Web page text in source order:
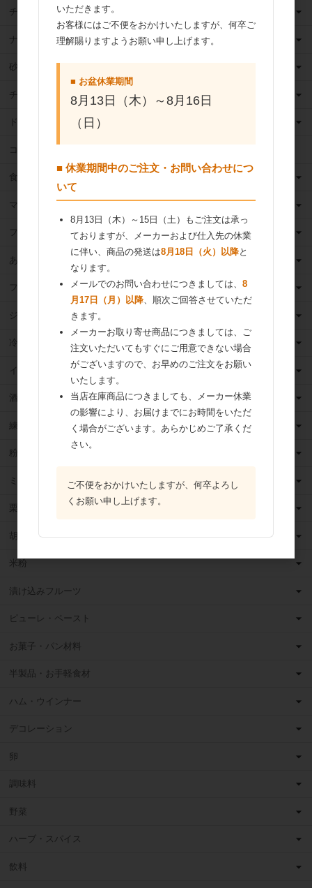
チーズ
ナッツ
砂糖
チョコレート
ドライフルーツ
食用油
マーガリン
フィリング
あんこ
フルーツ（果物）缶詰
ジャム
冷凍フルーツ
イースト・酵母
酒類
練乳
粉 乳
ミックス粉
栗・芋・かぼちゃ
胡麻
米粉
漬け込みフルーツ
ピューレ・ペースト
お菓子・パン材料
半製品・お手軽食材
ハム・ウインナー
デコレーション
卵
調味料
野菜
ハーブ・スパイス
飲料
いただきます。
お客様にはご不便をおかけいたしますが、何卒ご
理解賜りますようお願い申し上げます。
■ お盆休業期間
8月13日（木）～8月16日
（日）
■ 休業期間中のご注文・お問い合わせにつ
いて
8月13日（木）～15日（土）もご注文は承っ
ておりますが、メーカーおよび仕入先の休業
に伴い、商品の発送は8月18日（火）以降と
なります。
メールでのお問い合わせにつきましては、 8
月17日（月）以降、順次ご回答させていただ
きます。
メーカーお取り寄せ商品につきましては、ご
注文いただいてもすぐにご用意できない場合
がございますので、お早めのご注文をお願い
いたします。
当店在庫商品につきましても、メーカー休業
の影響により、お届けまでにお時間をいただ
く場合がございます。あらかじめご了承くだ
さい。
ご不便をおかけいたしますが、何卒よろし
くお願い申し上げます。